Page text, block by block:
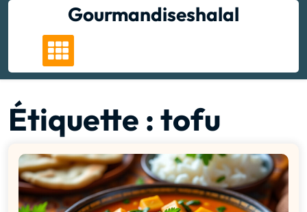
Gourmandiseshalal
Étiquette :tofu